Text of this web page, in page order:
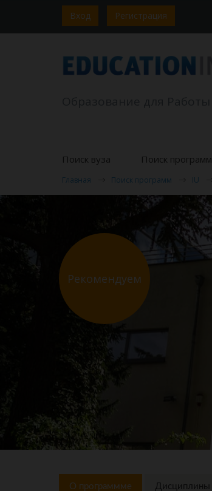
Вход Регистрация
Поиск вуза Поиск программ
Главная Поиск программ IU
Рекомендуем
О программме Дисциплины